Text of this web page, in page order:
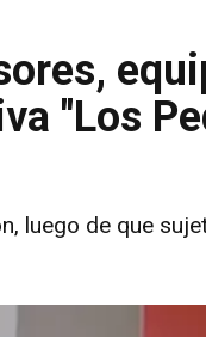
"Los
luego de que